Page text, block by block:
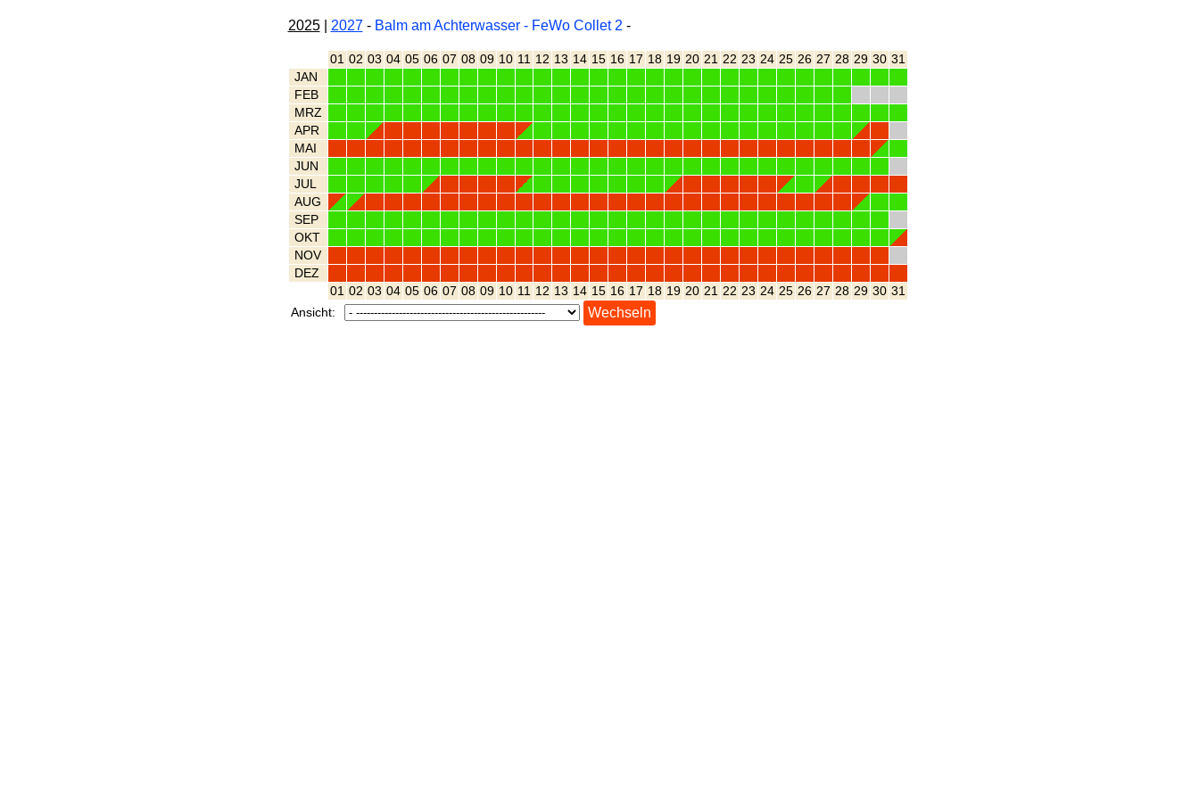
2025| 2027- Balm am Achterwasser - FeWo Collet 2 -
01 02 03 04 05 06 07 08 09 10 11 12 13 14 15 16 17 18 19 20 21 22 23 24 25 26 27 28 29 30 31
JAN
FEB
MRZ
APR
MAI
JUN
JUL
AUG
SEP
OKT
NOV
DEZ
01 02 03 04 05 06 07 08 09 10 11 12 13 14 15 16 17 18 19 20 21 22 23 24 25 26 27 28 29 30 31
Ansicht: